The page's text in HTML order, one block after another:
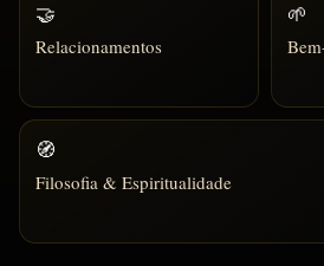
🤝
Relacionamentos
🌱
🧭
Filosofia & Espiritualidade